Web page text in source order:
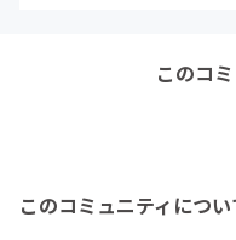
このコ
このコミュニティについ